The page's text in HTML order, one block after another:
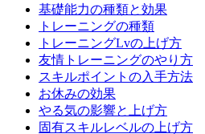
基礎能力の種類と効果
トレーニングの種類
トレーニングLvの上げ方
友情トレーニングのやり方
スキルポイントの入手方法
お休みの効果
やる気の影響と上げ方
固有スキルレベルの上げ方